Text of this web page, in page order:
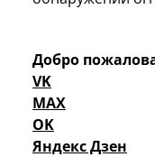
Добро
VK
MAX
OK
Яндекс Дзен